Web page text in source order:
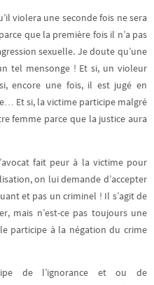
violera une seconde fois ne sera
que la première fois il n’a pas
sexuelle. Je doute qu’une
tel mensonge ! Et si, un violeur
encore une fois, il est jugé en
Et si, la victime participe malgré
femme parce que la justice aura
fait peur à la victime pour
on lui demande d’accepter
et pas un criminel ! Il s’agit de
mais n’est-ce pas toujours une
participe à la négation du crime
de l’ignorance et ou de